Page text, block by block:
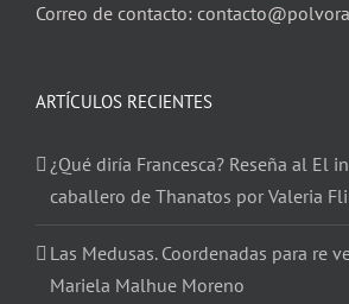
Correo de contacto:
ARTÍCULOS RECIENTES
¿Qué diría Francesca? Reseña al El
caballero de Thanatos por Valeria
Las Medusas. Coordenadas para re
Mariela Malhue Moreno